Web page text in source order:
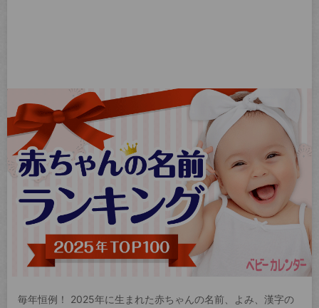
毎年恒例！ 2025年に生まれた赤ちゃんの名前、よみ、漢字の